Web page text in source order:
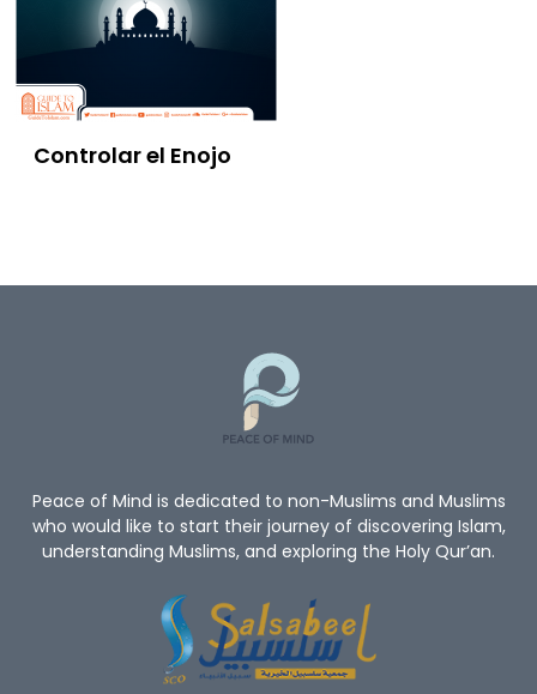
Controlar el Enojo
Peace of Mind is dedicated to non-Muslims and Muslims
who would like to start their journey of discovering Islam,
understanding Muslims, and exploring the Holy Qur’an.